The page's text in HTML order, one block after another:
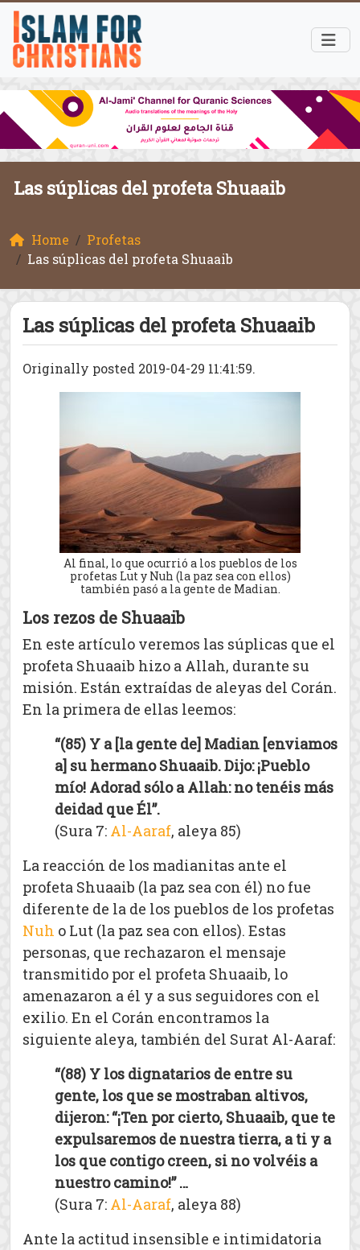
Las súplicas del profeta Shuaaib
Home
Profetas
Las súplicas del profeta Shuaaib
Las súplicas del profeta Shuaaib
Originally posted 2019-04-29 11:41:59.
Al final, lo que ocurrió a los pueblos de los
profetas Lut y Nuh (la paz sea con ellos)
también pasó a la gente de Madian.
Los rezos de Shuaaib
En este artículo veremos las súplicas que el
profeta Shuaaib hizo a Allah, durante su
misión. Están extraídas de aleyas del Corán.
En la primera de ellas leemos:
“(85) Y a [la gente de] Madian [enviamos
a] su hermano Shuaaib. Dijo: ¡Pueblo
mío! Adorad sólo a Allah: no tenéis más
deidad que Él”.
(Sura 7: Al-Aaraf, aleya 85)
La reacción de los madianitas ante el
profeta Shuaaib (la paz sea con él) no fue
diferente de la de los pueblos de los profetas
Nuh o Lut (la paz sea con ellos). Estas
personas, que rechazaron el mensaje
transmitido por el profeta Shuaaib, lo
amenazaron a él y a sus seguidores con el
exilio. En el Corán encontramos la
siguiente aleya, también del Surat Al-Aaraf:
“(88) Y los dignatarios de entre su
gente, los que se mostraban altivos,
dijeron: “¡Ten por cierto, Shuaaib, que te
expulsaremos de nuestra tierra, a ti y a
los que contigo creen, si no volvéis a
nuestro camino!” …
(Sura 7: Al-Aaraf, aleya 88)
Ante la actitud insensible e intimidatoria